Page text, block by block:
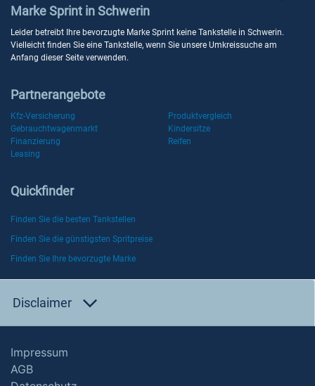
Marke Sprint in Schwerin
Leider betreibt Ihre bevorzugte Marke Sprint keine Tankstelle in Schwerin.
Vielleicht finden Sie eine Tankstelle, wenn Sie unsere Umkreissuche am
Anfang dieser Seite verwenden.
Partnerangebote
Kfz-Versicherung
Produktvergleich
Gebrauchtwagenmarkt
Kindersitze
Finanzierung
Reifen
Leasing
Quickfinder
Finden Sie die besten Tankstellen
Finden Sie die günstigsten Spritpreise
Finden Sie Ihre bevorzugte Marke
Disclaimer
Impressum
AGB